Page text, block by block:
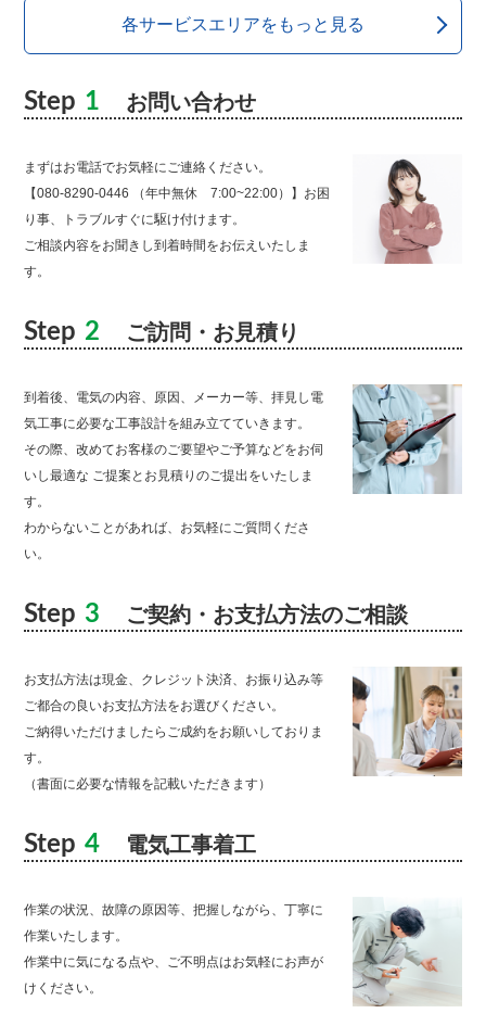
各サービスエリアをもっと見る
Step 1 お問い合わせ
まずはお電話でお気軽にご連絡ください。
【080-8290-0446 （年中無休 7:00~22:00）】お困
り事、トラブルすぐに駆け付けます。
ご相談内容をお聞きし到着時間をお伝えいたしま
す。
Step 2 ご訪問・お見積り
到着後、電気の内容、原因、メーカー等、拝見し電
気工事に必要な工事設計を組み立てていきます。
その際、改めてお客様のご要望やご予算などをお伺
いし最適な ご提案とお見積りのご提出をいたしま
す。
わからないことがあれば、お気軽にご質問くださ
い。
Step 3 ご契約・お支払方法のご相談
お支払方法は現金、クレジット決済、お振り込み等
ご都合の良いお支払方法をお選びください。
ご納得いただけましたらご成約をお願いしておりま
す。
（書面に必要な情報を記載いただきます）
Step 4 電気工事着工
作業の状況、故障の原因等、把握しながら、丁寧に
作業いたします。
作業中に気になる点や、ご不明点はお気軽にお声が
けください。